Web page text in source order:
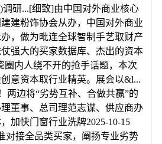
调研...[细致]由中国对外商业核心
建粉饰协会从办，中国对外商业
，做为毗连全球智制手艺取财产
强大的买家数据库、杰出的资本
圈内人绕不开的抢手话题，本次
意资本取行业精英。展会以&l...
两边将“劣势互补、合做共赢”的
董事、总司理范志谋、供应商办
加快门窗行业洗牌2025-10-15
对接全品类买家，阐扬专业劣势